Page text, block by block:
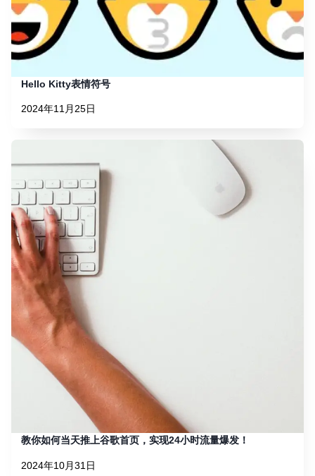
Hello Kitty表情符号
2024年11月25日
教你如何当天推上谷歌首页，实现24小时流量爆发！
2024年10月31日